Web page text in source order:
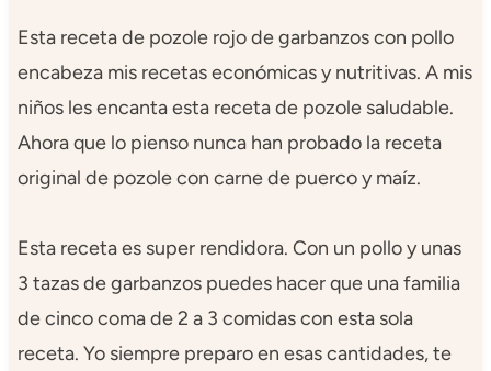
Esta receta de pozole rojo de garbanzos con pollo
encabeza mis recetas económicas y nutritivas. A mis
niños les encanta esta receta de pozole saludable.
Ahora que lo pienso nunca han probado la receta
original de pozole con carne de puerco y maíz.
Esta receta es super rendidora. Con un pollo y unas
3 tazas de garbanzos puedes hacer que una familia
de cinco coma de 2 a 3 comidas con esta sola
receta. Yo siempre preparo en esas cantidades, te